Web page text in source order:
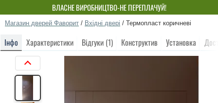
ВЛАСНЕ ВИРОБНИЦТВО-НЕ ПЕРЕПЛАЧУЙ!
Магазин дверей Фаворит / Вхідні двері / Термопласт коричневі
Інфо Характеристики Відгуки (1) Конструктив Установка